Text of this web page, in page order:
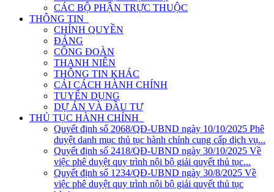
CÁC BỘ PHẬN TRỰC THUỘC
THÔNG TIN
CHÍNH QUYỀN
ĐẢNG
CÔNG ĐOÀN
THANH NIÊN
THÔNG TIN KHÁC
CẢI CÁCH HÀNH CHÍNH
TUYỂN DỤNG
DỰ ÁN VÀ ĐẦU TƯ
THỦ TỤC HÀNH CHÍNH
Quyết định số 2068/QĐ-UBND ngày 10/10/2025 Phê
duyệt danh mục thủ tục hành chính cung cấp dịch vụ...
Quyết định số 2418/QĐ-UBND ngày 30/10/2025 Về
việc phê duyệt quy trình nội bộ giải quyết thủ tục...
Quyết định số 1234/QĐ-UBND ngày 30/8/2025 Về
việc phê duyệt quy trình nội bộ giải quyết thủ tục